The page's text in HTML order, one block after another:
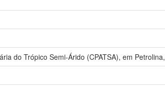
do Trópico Semi-Árido (CPATSA), em